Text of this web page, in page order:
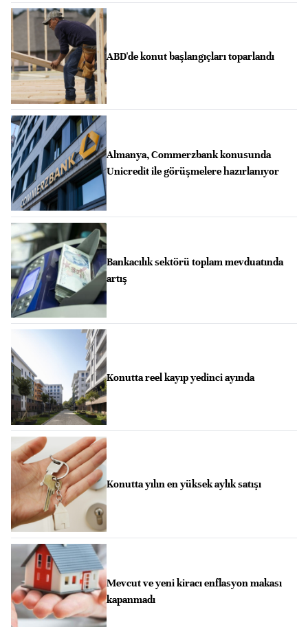
ABD'de konut başlangıçları toparlandı
Almanya, Commerzbank konusunda
Unicredit ile görüşmelere hazırlanıyor
Bankacılık sektörü toplam mevduatında
artış
Konutta reel kayıp yedinci ayında
Konutta yılın en yüksek aylık satışı
Mevcut ve yeni kiracı enflasyon makası
kapanmadı